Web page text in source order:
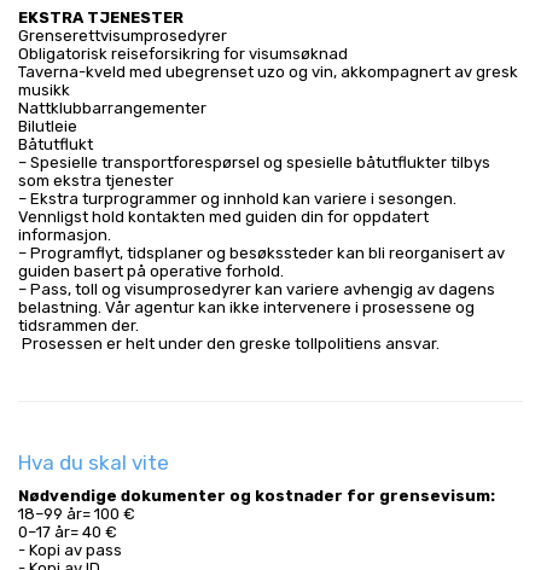
EKSTRA TJENESTER
Grenserettvisumprosedyrer
Obligatorisk reiseforsikring for visumsøknad
Taverna-kveld med ubegrenset uzo og vin, akkompagnert av gresk
musikk
Nattklubbarrangementer
Bilutleie
Båtutflukt
– Spesielle transportforespørsel og spesielle båtutflukter tilbys
som ekstra tjenester
– Ekstra turprogrammer og innhold kan variere i sesongen.
Vennligst hold kontakten med guiden din for oppdatert
informasjon.
– Programflyt, tidsplaner og besøkssteder kan bli reorganisert av
guiden basert på operative forhold.
– Pass, toll og visumprosedyrer kan variere avhengig av dagens
belastning. Vår agentur kan ikke intervenere i prosessene og
tidsrammen der.
Prosessen er helt under den greske tollpolitiens ansvar.
Hva du skal vite
Nødvendige dokumenter og kostnader for grensevisum:
18–99 år= 100 €
0–17 år= 40 €
- Kopi av pass